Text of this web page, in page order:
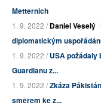
Metternich
1. 9. 2022 /Daniel Veselý
diplomatickým
1. 9. 2022 /USA
Guardianu z...
1. 9. 2022 /Zkáza
směrem ke z...